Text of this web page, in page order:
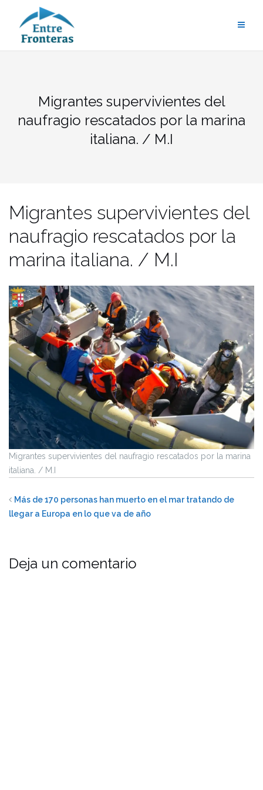
contenido
Migrantes supervivientes del
naufragio rescatados por la marina
italiana. / M.I
Migrantes supervivientes del
naufragio rescatados por la
marina italiana. / M.I
Migrantes supervivientes del naufragio rescatados por la marina
italiana. / M.I
Más de 170 personas han muerto en el mar tratando de
llegar a Europa en lo que va de año
Deja un comentario